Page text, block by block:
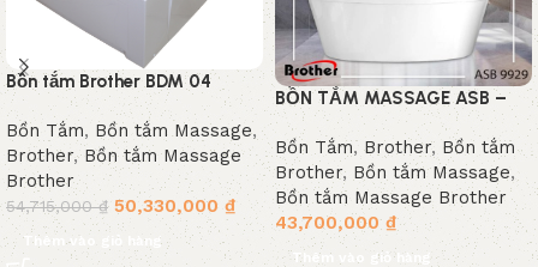
Bồn tắm Brother BDM 04
Bồn Tắm, Bồn tắm Massage,
Brother,Bồn tắm Massage
Brother
54,715,000₫ 50,330,000 ₫
Thêm vào giỏ hàng
BỒN TẮM MASSAGE ASB –
9929
Bồn Tắm, Brother, Bồn tắm
Brother, Bồn tắm Massage,
Bồn tắm Massage Brother
43,700,000₫
Thêm vào giỏ hàng